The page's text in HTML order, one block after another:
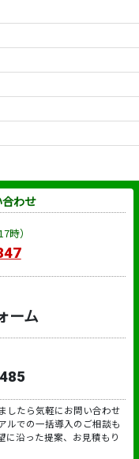
わせ
時）
ーム
したら気軽にお問い合わせ
ルでの一括導入のご相談も
に沿った提案、お見積もり